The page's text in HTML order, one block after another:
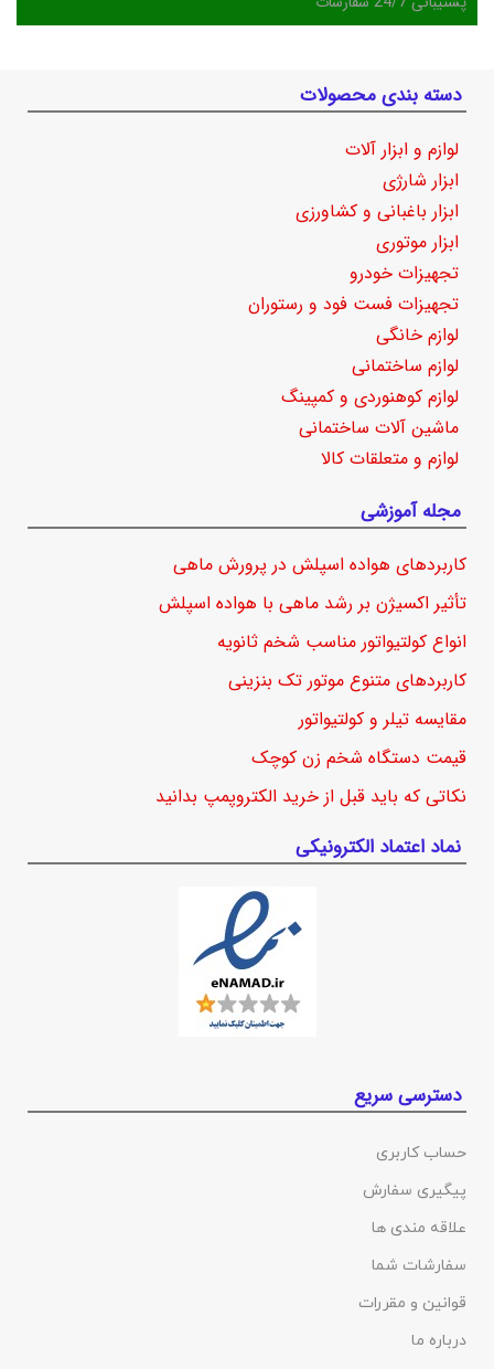
دسته بندی محصولات
لوازم و ابزار آلات
ابزار شارژی
ابزار باغبانی و کشاورزی
ابزار موتوری
تجهیزات خودرو
تجهیزات فست فود و رستوران
لوازم خانگی
لوازم ساختمانی
لوازم کوهنوردی و کمپینگ
ماشین آلات ساختمانی
لوازم و متعلقات کالا
مجله آموزشی
کاربردهای هواده اسپلش در پرورش ماهی
تأثیر اکسیژن بر رشد ماهی با هواده اسپلش
انواع کولتیواتور مناسب شخم ثانویه
کاربردهای متنوع موتور تک بنزینی
مقایسه تیلر و کولتیواتور
قیمت دستگاه شخم زن کوچک
نکاتی که باید قبل از خرید الکتروپمپ بدانید
نماد اعتماد الکترونیکی
دسترسی سریع
حساب کاربری
پیگیری سفارش
علاقه مندی ها
سفارشات شما
قوانین و مقررات
درباره ما